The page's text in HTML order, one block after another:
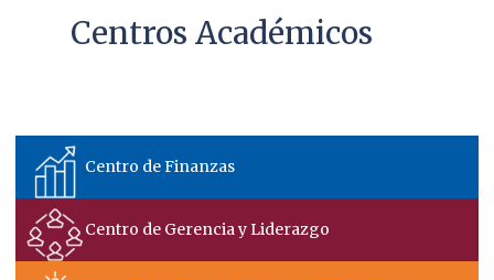
Centros Académicos
Centro de Finanzas
Centro de Gerencia y Liderazgo